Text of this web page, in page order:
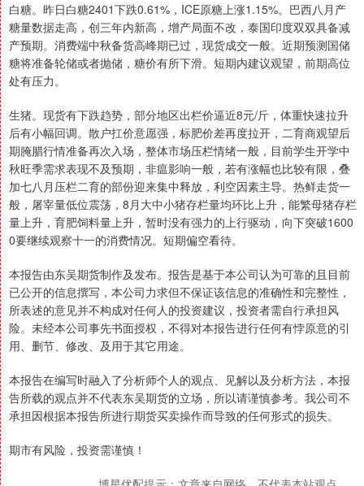
白糖。昨日白糖2401下跌0.61%，ICE原糖上涨1.15%。巴西八月产
糖量数据走高，创三年内新高，增产局面不改，泰国印度双双具备减
产预期。消费端中秋备货高峰期已过，现货成交一般。近期预测国储
糖将准备轮储或者抛储，糖价有所下滑。短期内建议观望，前期高位
处有压力。
生猪。现货有下跌趋势，部分地区出栏价逼近8元/斤，体重快速拉升
后有小幅回调。散户扛价意愿强，标肥价差再度拉开，二育商观望后
期腌腊行情准备再次入场，整体市场压栏情绪一般，目前学生开学中
秋旺季需求表现不及预期，非瘟影响一般，若有涨幅也比较有限，叠
加七八月压栏二育的部份迎来集中释放，利空因素主导。热鲜走货一
般，屠宰量低位震荡，8月大中小猪存栏量均环比上升，能繁母猪存栏
量上升，育肥饲料量上升，暂时没有强力的上行驱动，向下突破1600
0要继续观察十一的消费情况。短期偏空看待。
本报告由东吴期货制作及发布。报告是基于本公司认为可靠的且目前
已公开的信息撰写，本公司力求但不保证该信息的准确性和完整性，
所表述的意见并不构成对任何人的投资建议，投资者需自行承担风
险。未经本公司事先书面授权，不得对本报告进行任何有悖原意的引
用、删节、修改、及用于其它用途。
本报告在编写时融入了分析师个人的观点、见解以及分析方法，本报
告所载的观点并不代表东吴期货的立场，所以请谨慎参考。我公司不
承担因根据本报告所进行期货买卖操作而导致的任何形式的损失。
期市有风险，投资需谨慎！